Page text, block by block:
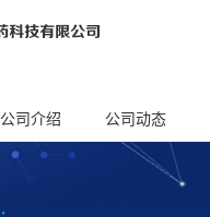
公司介绍 公司动态